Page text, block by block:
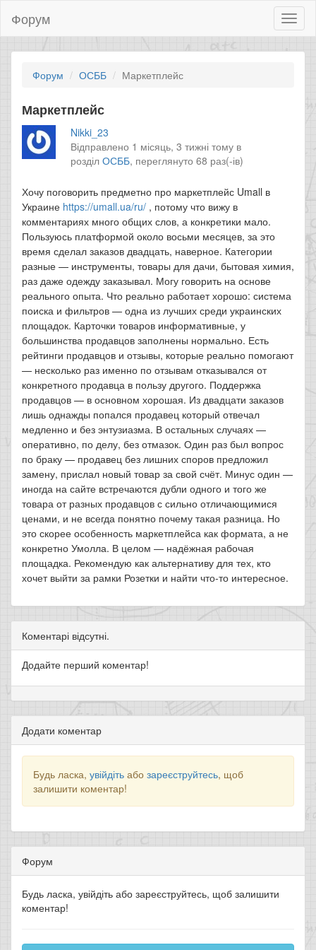
Форум
Форум ОСББ Маркетплейс
Маркетплейс
Nikki_23
Відправлено 1 місяць, 3 тижні тому в
розділОСББ, переглянуто 68 раз(-ів)
Хочу поговорить предметно про маркетплейс Umall в
Украине https://umall.ua/ru/ , потому что вижу в
комментариях много общих слов, а конкретики мало.
Пользуюсь платформой около восьми месяцев, за это
время сделал заказов двадцать, наверное. Категории
разные — инструменты, товары для дачи, бытовая химия,
раз даже одежду заказывал. Могу говорить на основе
реального опыта. Что реально работает хорошо: система
поиска и фильтров — одна из лучших среди украинских
площадок. Карточки товаров информативные, у
большинства продавцов заполнены нормально. Есть
рейтинги продавцов и отзывы, которые реально помогают
— несколько раз именно по отзывам отказывался от
конкретного продавца в пользу другого. Поддержка
продавцов — в основном хорошая. Из двадцати заказов
лишь однажды попался продавец который отвечал
медленно и без энтузиазма. В остальных случаях —
оперативно, по делу, без отмазок. Один раз был вопрос
по браку — продавец без лишних споров предложил
замену, прислал новый товар за свой счёт. Минус один —
иногда на сайте встречаются дубли одного и того же
товара от разных продавцов с сильно отличающимися
ценами, и не всегда понятно почему такая разница. Но
это скорее особенность маркетплейса как формата, а не
конкретно Умолла. В целом — надёжная рабочая
площадка. Рекомендую как альтернативу для тех, кто
хочет выйти за рамки Розетки и найти что-то интересное.
Коментарі відсутні.
Додайте перший коментар!
Додати коментар
Будь ласка, увійдіть або зареєструйтесь, щоб
залишити коментар!
Форум
Будь ласка, увійдіть або зареєструйтесь, щоб залишити
коментар!